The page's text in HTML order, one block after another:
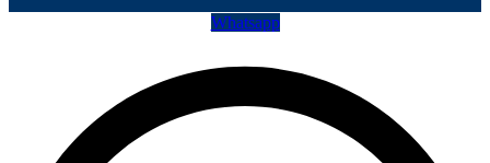
Whatsapp